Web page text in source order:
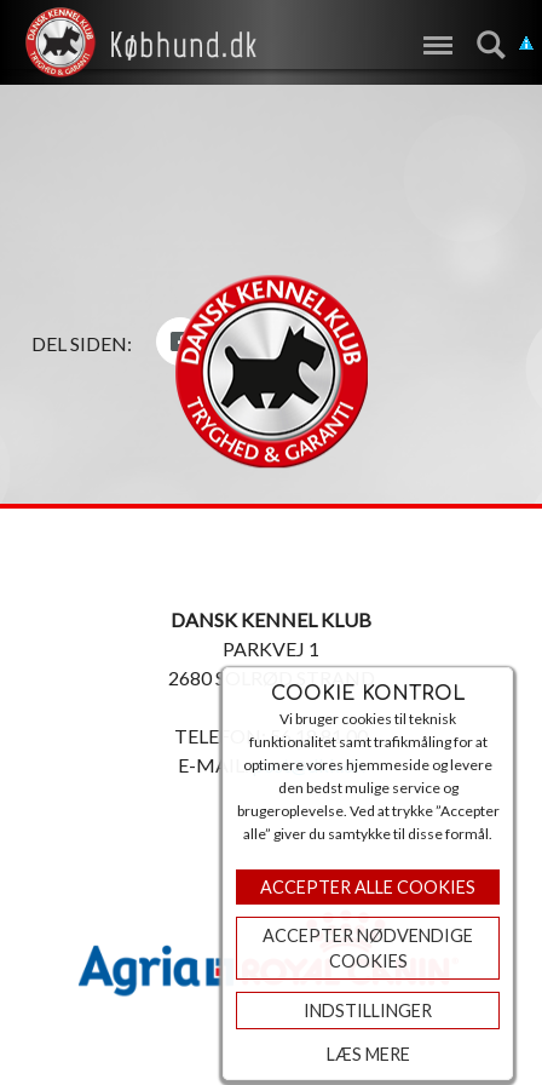
COOKIE KONTROL
Vi bruger cookies til teknisk
funktionalitet samt trafikmåling for at
optimere vores hjemmeside og levere
den bedst mulige service og
brugeroplevelse. Ved at trykke ”Accepter
alle” giver du samtykke til disse formål.
ACCEPTER ALLE COOKIES
ACCEPTER NØDVENDIGE
COOKIES
INDSTILLINGER
LÆS MERE
DEL SIDEN:
DANSK KENNEL KLUB
PARKVEJ 1
2680 SOLRØD STRAND
TELEFON: 56 18 81 00
E-MAIL:post@dkk.dk